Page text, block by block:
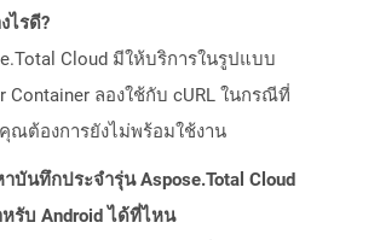
ไรดี?
Cloud มีให้บริการในรูปแบบ
Container ลองใช้กับ cURL ในกรณีที่
ณต้องการยังไม่พร้อมใช้งาน
บันทึกประจำรุ่น Aspose.Total Cloud
หรับ Android ได้ที่ไหน